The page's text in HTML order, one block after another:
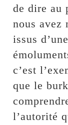
de dire au
nous avez
issus
c’est
que le
l’autorité